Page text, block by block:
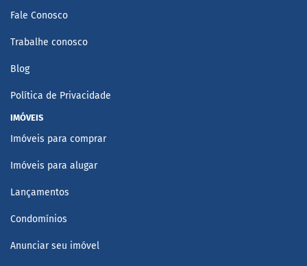
Fale Conosco
Trabalhe conosco
Blog
Política de Privacidade
IMÓVEIS
Imóveis para comprar
Imóveis para alugar
Lançamentos
Condomínios
Anunciar seu imóvel